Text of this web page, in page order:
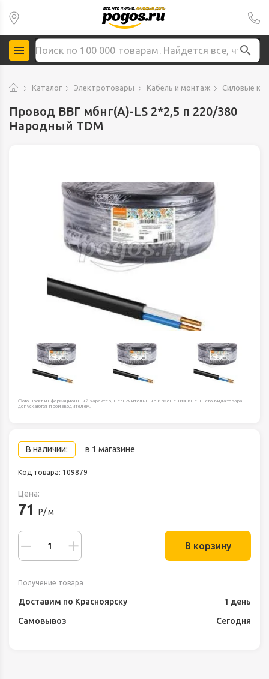
Каталог Электротовары Кабель и монтаж Силовые
Провод ВВГ мбнг(А)-LS 2*2,5 п 220/380
Народный TDM
Фото носят информационный характер, незначительные изменения внешнего вида товара
допускаются производителем.
В наличии: в 1 магазине
Код товара: 109879
Цена:
71 Р/ м
В корзину
Получение товара
Доставим по Красноярску
1 день
Самовывоз
Сегодня